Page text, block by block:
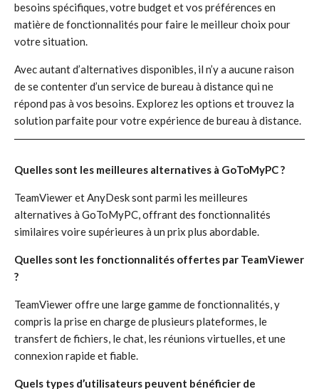
besoins spécifiques, votre budget et vos préférences en
matière de fonctionnalités pour faire le meilleur choix pour
votre situation.
Avec autant d’alternatives disponibles, il n’y a aucune raison
de se contenter d’un service de bureau à distance qui ne
répond pas à vos besoins. Explorez les options et trouvez la
solution parfaite pour votre expérience de bureau à distance.
Quelles sont les meilleures alternatives à GoToMyPC ?
TeamViewer et AnyDesk sont parmi les meilleures
alternatives à GoToMyPC, offrant des fonctionnalités
similaires voire supérieures à un prix plus abordable.
Quelles sont les fonctionnalités offertes par TeamViewer
?
TeamViewer offre une large gamme de fonctionnalités, y
compris la prise en charge de plusieurs plateformes, le
transfert de fichiers, le chat, les réunions virtuelles, et une
connexion rapide et fiable.
Quels types d’utilisateurs peuvent bénéficier de